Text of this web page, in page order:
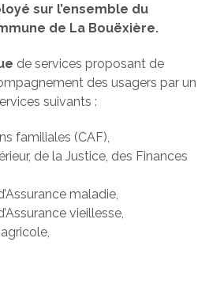
sur l’ensemble du
de La Bouëxière.
de services proposant de
des usagers par un
suivants :
familiales (CAF),
de la Justice, des Finances
maladie,
vieillesse,